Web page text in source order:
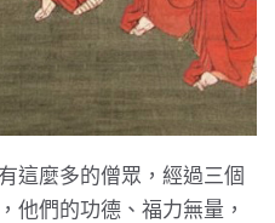
這麼多的僧眾，經過三個
他們的功德、福力無量，